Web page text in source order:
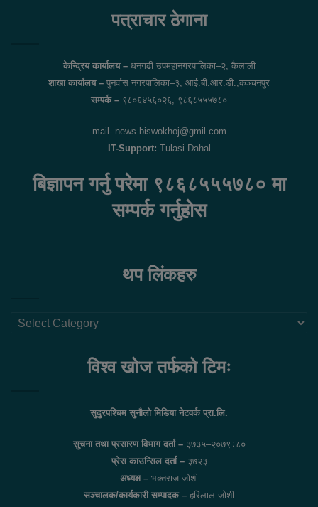
पत्राचार ठेगाना
केन्द्रिय कार्यालय –धनगढी उपमहानगरपालिका–२, कैलाली
शाखा कार्यालय – पुनर्वास नगरपालिका–३, आई.बी.आर.डी.,कञ्चनपुर
सम्पर्क – ९८०६४५६०२६, ९८६८५५५७८०
mail- news.biswokhoj@gmil.com
IT-Support: Tulasi Dahal
बिज्ञापन गर्नु परेमा ९८६८५५५७८० मा
सम्पर्क गर्नुहोस
थप लिंकहरु
थप
विश्व खोज तर्फको टिमः
सुदुरपश्चिम सुनौलो मिडिया नेटवर्क प्रा.लि.
सुचना तथा प्रसारण विभाग दर्ता – ३७३५–२०७९÷८०
प्रेस काउन्सिल दर्ता – ३७२३
अध्यक्ष – भक्तराज जोशी
सञ्चालक/कार्यकारी सम्पादक – हरिलाल जोशी